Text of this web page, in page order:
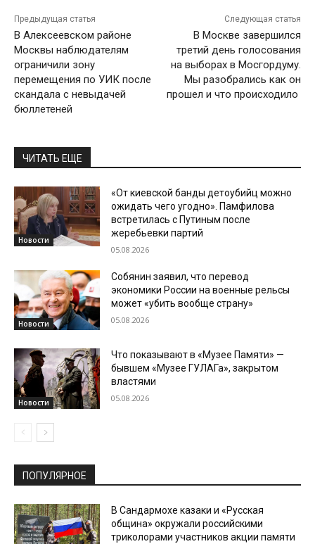
Предыдущая статья
В Алексеевском районе
Москвы наблюдателям
ограничили зону
перемещения по УИК после
скандала с невыдачей
бюллетеней
Следующая статья
В Москве завершился
третий день голосования
на выборах в Мосгордуму.
Мы разобрались как он
прошел и что происходило
ЧИТАТЬ ЕЩЕ
Новости
«От киевской банды детоубийц можно
ожидать чего угодно». Памфилова
встретилась с Путиным после
жеребьевки партий
05.08.2026
Новости
Собянин заявил, что перевод
экономики России на военные рельсы
может «убить вообще страну»
05.08.2026
Новости
Что показывают в «Музее Памяти» —
бывшем «Музее ГУЛАГа», закрытом
властями
05.08.2026
ПОПУЛЯРНОЕ
В Сандармохе казаки и «Русская
община» окружали российскими
триколорами участников акции памяти